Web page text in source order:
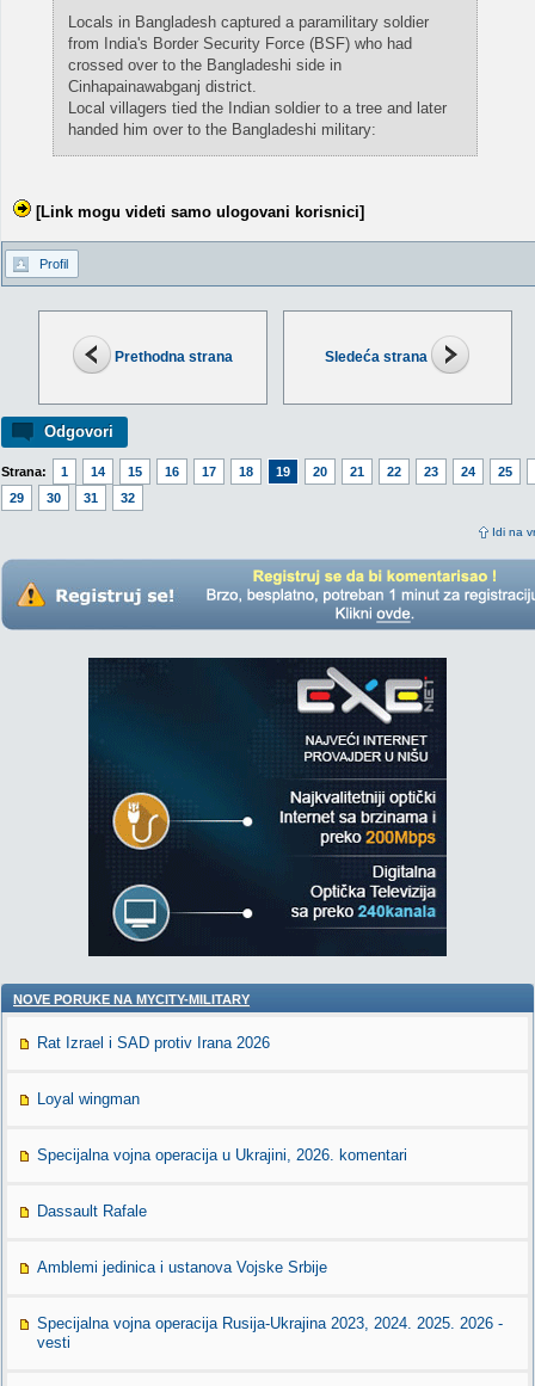
Prethodna strana Sledeća strana
Odgovori
Strana: 1 14 15 16 17 18 19 20 21 22 23 24
25
29
30 31 32
Idi na
Locals in Bangladesh captured a paramilitary soldier
from India's Border Security Force (BSF) who had
crossed over to the Bangladeshi side in
Cinhapainawabganj district.
Local villagers tied the Indian soldier to a tree and later
handed him over to the Bangladeshi military:
[Link mogu videti samo ulogovani korisnici]
Profil
NOVE PORUKE NA MYCITY-MILITARY
Rat Izrael i SAD protiv Irana 2026
Loyal wingman
Specijalna vojna operacija u Ukrajini, 2026. komentari
Dassault Rafale
Amblemi jedinica i ustanova Vojske Srbije
Specijalna vojna operacija Rusija-Ukrajina 2023, 2024. 2025. 2026 -
vesti